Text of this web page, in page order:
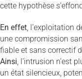
cette hypothèse
En effet, l’exploitation
une compromission
fiable et sans correctif
Ainsi, l’intrusion n’est
un état silencieux,